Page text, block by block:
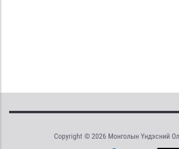
Copyright © 2026 Монголын Үндэсний